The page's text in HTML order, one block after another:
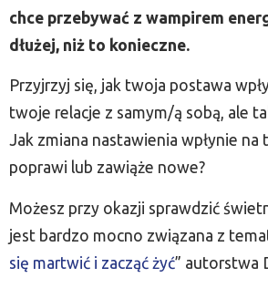
chce przebywać z wampirem
dłużej, niż to konieczne.
Przyjrzyj się, jak twoja postawa
twoje relacje z samym/ą sobą, ale
Jak zmiana nastawienia wpłynie na
poprawi lub zawiąże nowe?
Możesz przy okazji sprawdzić
jest bardzo mocno związana z
się martwić i zacząć żyć” autorstwa